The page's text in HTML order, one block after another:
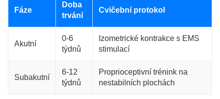
Fáze
Doba
trvání
Cvičební protokol
Akutní
0-6
týdnů
Izometrické kontrakce s EMS
stimulací
Subakutní
6-12
týdnů
Proprioceptivní trénink na
nestabilních plochách